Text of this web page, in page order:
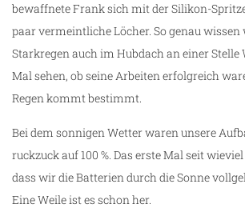
bewaffnete Frank sich mit der Silikon-
paar vermeintliche Löcher. So genau
Starkregen auch im Hubdach an einer Stelle
Mal sehen, ob seine Arbeiten erfolgreich
Regen kommt bestimmt.
Bei dem sonnigen Wetter waren unsere
ruckzuck auf 100 %. Das erste Mal seit
dass wir die Batterien durch die Sonne
Eine Weile ist es schon her.